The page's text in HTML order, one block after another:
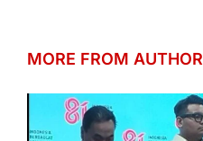
MORE FROM AUTHOR